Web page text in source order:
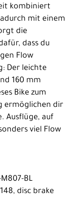
kombiniert
mit einem
die
dass du
Flow
Der leichte
160 mm
Bike zum
ermöglichen dir
Ausflüge, auf
viel Flow
M807-BL
disc brake